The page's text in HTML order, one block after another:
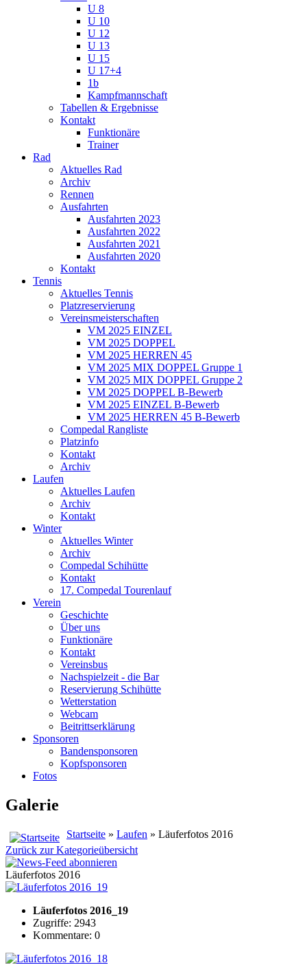
U 8
U 10
U 12
U 13
U 15
U 17+4
1b
Kampfmannschaft
Tabellen & Ergebnisse
Kontakt
Funktionäre
Trainer
Rad
Aktuelles Rad
Archiv
Rennen
Ausfahrten
Ausfahrten 2023
Ausfahrten 2022
Ausfahrten 2021
Ausfahrten 2020
Kontakt
Tennis
Aktuelles Tennis
Platzreservierung
Vereinsmeisterschaften
VM 2025 EINZEL
VM 2025 DOPPEL
VM 2025 HERREN 45
VM 2025 MIX DOPPEL Gruppe 1
VM 2025 MIX DOPPEL Gruppe 2
VM 2025 DOPPEL B-Bewerb
VM 2025 EINZEL B-Bewerb
VM 2025 HERREN 45 B-Bewerb
Compedal Rangliste
Platzinfo
Kontakt
Archiv
Laufen
Aktuelles Laufen
Archiv
Kontakt
Winter
Aktuelles Winter
Archiv
Compedal Schihütte
Kontakt
17. Compedal Tourenlauf
Verein
Geschichte
Über uns
Funktionäre
Kontakt
Vereinsbus
Nachspielzeit - die Bar
Reservierung Schihütte
Wetterstation
Webcam
Beitrittserklärung
Sponsoren
Bandensponsoren
Kopfsponsoren
Fotos
Galerie
Startseite » Laufen » Läuferfotos 2016
Zurück zur Kategorieübersicht
Läuferfotos 2016
Läuferfotos 2016_19
Zugriffe: 2943
Kommentare: 0